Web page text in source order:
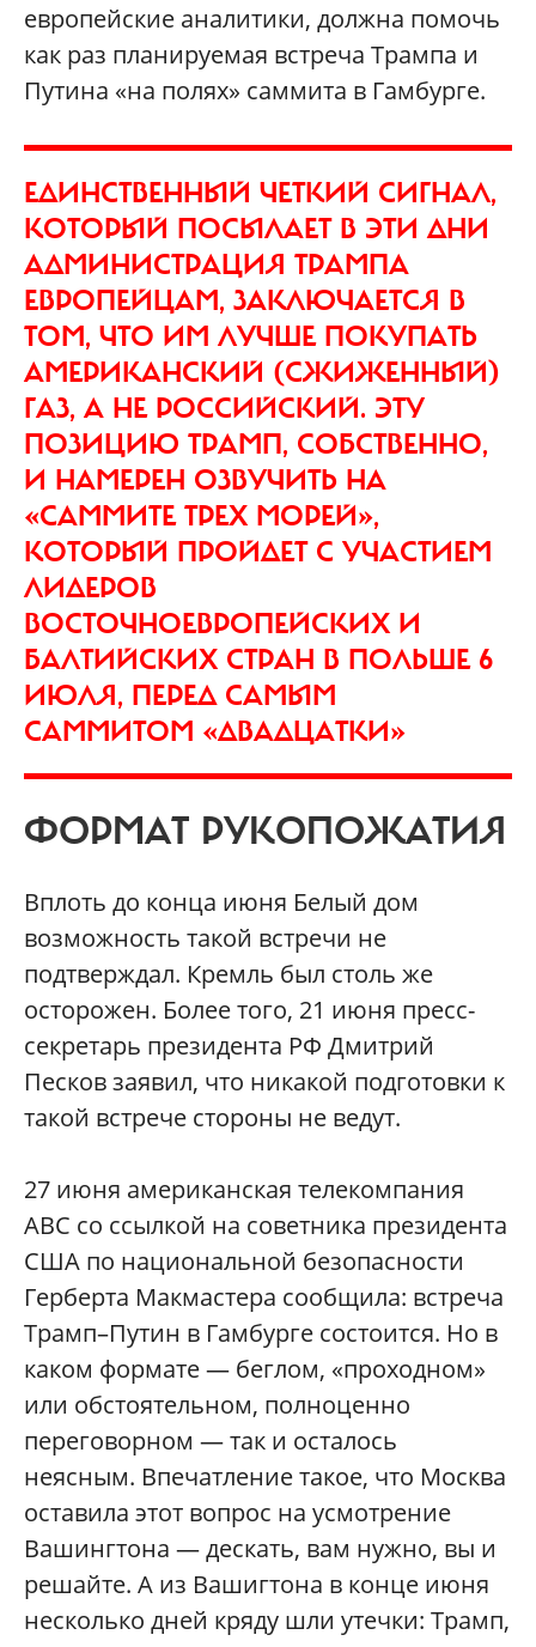
европейские аналитики, должна помочь
как раз планируемая встреча Трампа и
Путина «на полях» саммита в Гамбурге.
ЕДИНСТВЕННЫЙ ЧЕТКИЙ СИГНАЛ,
КОТОРЫЙ ПОСЫЛАЕТ В ЭТИ ДНИ
АДМИНИСТРАЦИЯ ТРАМПА
ЕВРОПЕЙЦАМ, ЗАКЛЮЧАЕТСЯ В
ТОМ, ЧТО ИМ ЛУЧШЕ ПОКУПАТЬ
АМЕРИКАНСКИЙ (СЖИЖЕННЫЙ)
ГАЗ, А НЕ РОССИЙСКИЙ. ЭТУ
ПОЗИЦИЮ ТРАМП, СОБСТВЕННО,
И НАМЕРЕН ОЗВУЧИТЬ НА
«САММИТЕ ТРЕХ МОРЕЙ»,
КОТОРЫЙ ПРОЙДЕТ С УЧАСТИЕМ
ЛИДЕРОВ
ВОСТОЧНОЕВРОПЕЙСКИХ И
БАЛТИЙСКИХ СТРАН В ПОЛЬШЕ 6
ИЮЛЯ, ПЕРЕД САМЫМ
САММИТОМ «ДВАДЦАТКИ»
ФОРМАТ РУКОПОЖАТИЯ
Вплоть до конца июня Белый дом
возможность такой встречи не
подтверждал. Кремль был столь же
осторожен. Более того, 21 июня пресс-
секретарь президента РФ Дмитрий
Песков заявил, что никакой подготовки к
такой встрече стороны не ведут.
27 июня американская телекомпания
ABC cо ссылкой на советника президента
США по национальной безопасности
Герберта Макмастера сообщила: встреча
Трамп–Путин в Гамбурге состоится. Но в
каком формате — беглом, «проходном»
или обстоятельном, полноценно
переговорном — так и осталось
неясным. Впечатление такое, что Москва
оставила этот вопрос на усмотрение
Вашингтона — дескать, вам нужно, вы и
решайте. А из Вашигтона в конце июня
несколько дней кряду шли утечки: Трамп,